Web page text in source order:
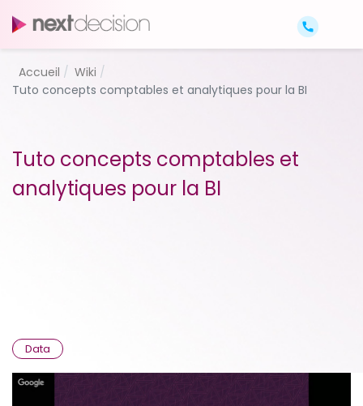
Accueil
Wiki
Tuto concepts comptables et analytiques pour la BI
Tuto concepts comptables et
analytiques pour la BI
Data